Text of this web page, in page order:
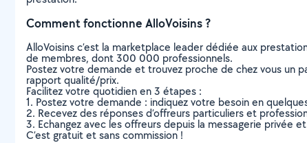
Comment fonctionne AlloVoisins ?
AlloVoisins c’est la marketplace leader dédiée aux
de membres, dont 300 000 professionnels.
Postez votre demande et trouvez proche de chez vous un
rapport qualité/prix.
Facilitez votre quotidien en 3 étapes :
1. Postez votre demande : indiquez votre besoin en
2. Recevez des réponses d’offreurs particuliers et
3. Echangez avec les offreurs depuis la messagerie privée
C’est gratuit et sans commission !